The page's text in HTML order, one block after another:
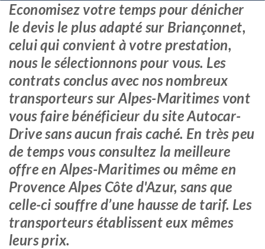
Economisez votre temps pour dénicher
le devis le plus adapté sur Briançonnet,
celui qui convient à votre prestation,
nous le sélectionnons pour vous. Les
contrats conclus avec nos nombreux
transporteurs sur Alpes-Maritimes vont
vous faire bénéficieur du site Autocar-
Drive sans aucun frais caché. En très peu
de temps vous consultez la meilleure
offre en Alpes-Maritimes ou même en
Provence Alpes Côte d'Azur, sans que
celle-ci souffre d’une hausse de tarif. Les
transporteurs établissent eux mêmes
leurs prix.